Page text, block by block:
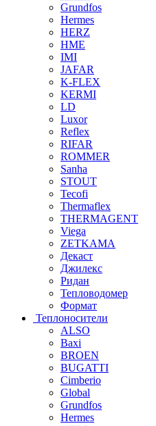
Grundfos
Hermes
HERZ
HME
IMI
JAFAR
K-FLEX
KERMI
LD
Luxor
Reflex
RIFAR
ROMMER
Sanha
STOUT
Tecofi
Thermaflex
THERMAGENT
Viega
ZETKAMA
Декаст
Джилекс
Ридан
Тепловодомер
Формат
Теплоносители
ALSO
Baxi
BROEN
BUGATTI
Cimberio
Global
Grundfos
Hermes